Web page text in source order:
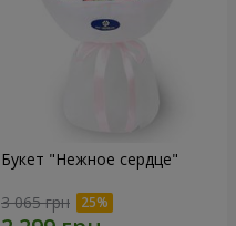
Букет "Нежное сердце"
3 065 грн